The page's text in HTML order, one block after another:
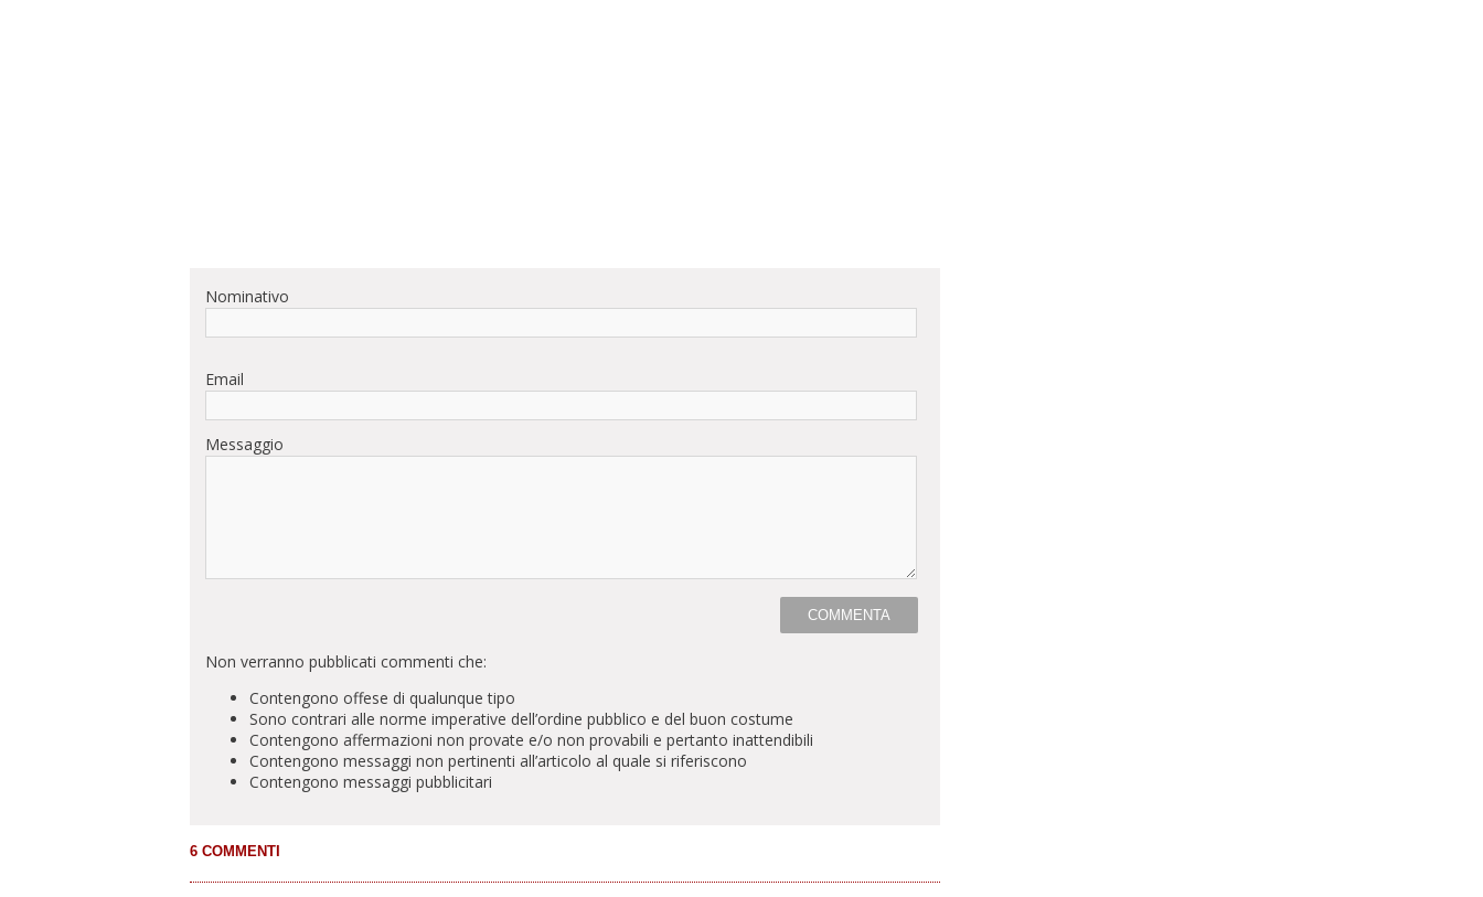
Nominativo
Email
Messaggio
Non verranno pubblicati commenti che:
Contengono offese di qualunque tipo
Sono contrari alle norme imperative dell’ordine pubblico e del buon costume
Contengono affermazioni non provate e/o non provabili e pertanto inattendibili
Contengono messaggi non pertinenti all’articolo al quale si riferiscono
Contengono messaggi pubblicitari